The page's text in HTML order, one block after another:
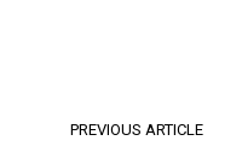
PREVIOUS ARTICLE